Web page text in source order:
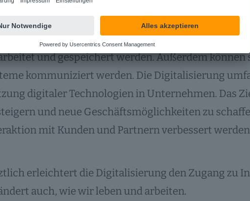
ist der Prozess, bei dem analoge
umgewandelt werden. Dadurch können Daten
und gespeichert werden. Außerdem können
kommuniziert werden. Die Digitalisierung
digitaler Technologien in Unternehmen. Das
und neue Geschäftsmöglichkeiten zu
mit Kunden und Partnern verbessert
erleichtert die Digitalisierung den Zugang zu
auch, wie wir leben und arbeiten.